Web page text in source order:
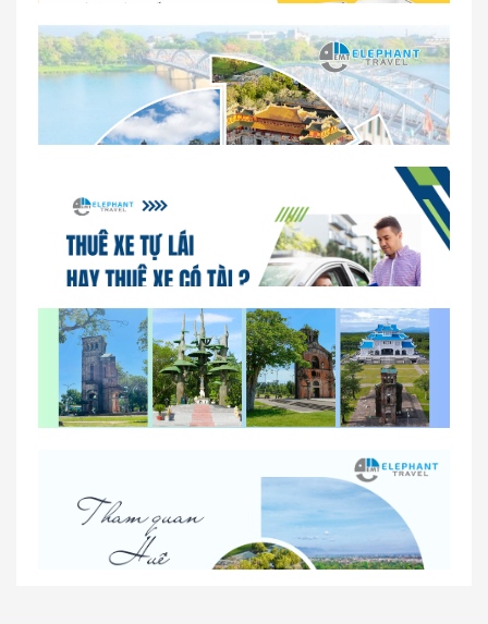
Dịch vụ thuê xe 16 chỗ tại Huế 2026
So sánh thuê xe tự lái và thuê xe có tài xế tại Huế
Nhà Xe Con Voi – Dịch Vụ Cho Thuê Xe Từ Huế,
Sân Bay Phú Bài Đi Thánh Địa La Vang